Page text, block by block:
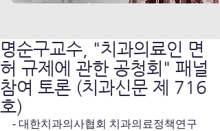
명순구교수, "치과의료인 면
허 규제에 관한 공청회" 패널
참여 토론 (치과신문 제 716
호)
- 대한치과의사협회 치과의료정책연구